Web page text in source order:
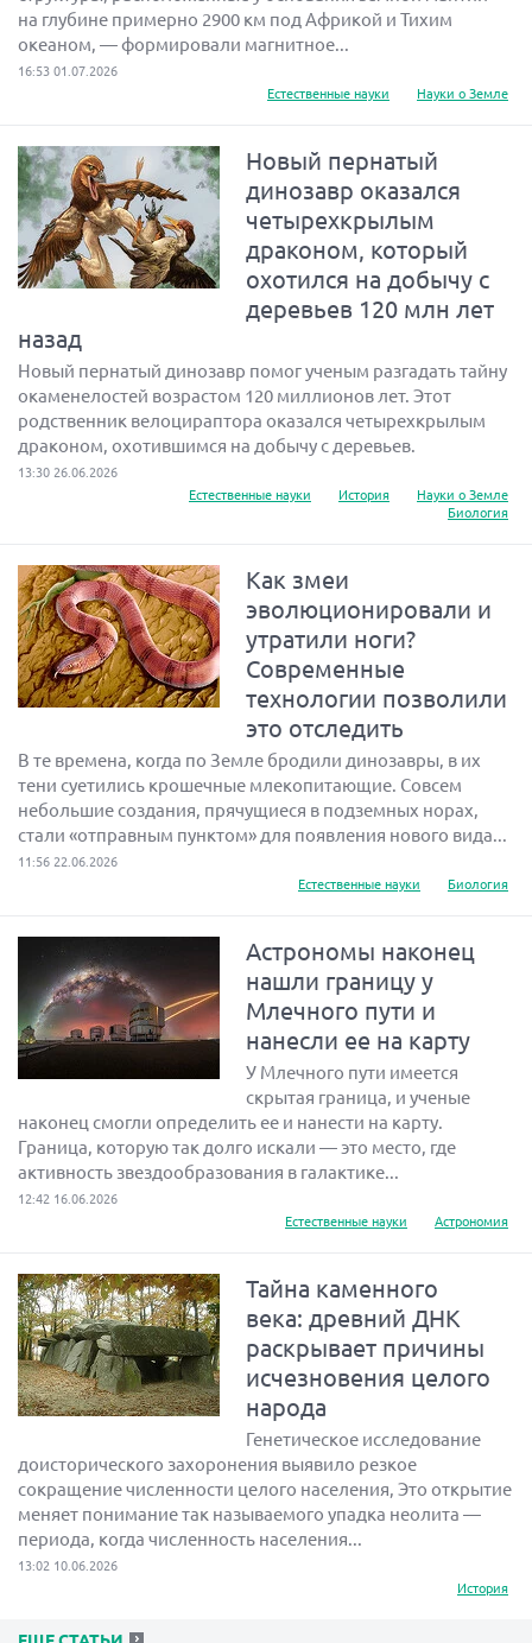
на глубине примерно 2900 км под Африкой и Тихим
океаном, — формировали магнитное...
16:53 01.07.2026
Естественные науки
Науки о Земле
Новый пернатый
динозавр оказался
четырехкрылым
драконом, который
охотился на добычу с
деревьев 120 млн лет
назад
Новый пернатый динозавр помог ученым разгадать тайну
окаменелостей возрастом 120 миллионов лет. Этот
родственник велоцираптора оказался четырехкрылым
драконом, охотившимся на добычу с деревьев.
13:30 26.06.2026
Естественные науки
История
Науки о Земле
Биология
Как змеи
эволюционировали и
утратили ноги?
Современные
технологии позволили
это отследить
В те времена, когда по Земле бродили динозавры, в их
тени суетились крошечные млекопитающие. Совсем
небольшие создания, прячущиеся в подземных норах,
стали «отправным пунктом» для появления нового вида...
11:56 22.06.2026
Естественные науки
Биология
Астрономы наконец
нашли границу у
Млечного пути и
нанесли ее на карту
У Млечного пути имеется
скрытая граница, и ученые
наконец смогли определить ее и нанести на карту.
Граница, которую так долго искали — это место, где
активность звездообразования в галактике...
12:42 16.06.2026
Естественные науки
Астрономия
Тайна каменного
века: древний ДНК
раскрывает причины
исчезновения целого
народа
Генетическое исследование
доисторического захоронения выявило резкое
сокращение численности целого населения, Это открытие
меняет понимание так называемого упадка неолита —
периода, когда численность населения...
13:02 10.06.2026
История